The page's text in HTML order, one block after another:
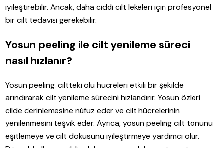
iyileştirebilir. Ancak, daha ciddi cilt lekeleri için profesyonel
bir cilt tedavisi gerekebilir.
Yosun peeling ile cilt yenileme süreci
nasıl hızlanır?
Yosun peeling, ciltteki ölü hücreleri etkili bir şekilde
arındırarak cilt yenileme sürecini hızlandırır. Yosun özleri
cilde derinlemesine nüfuz eder ve cilt hücrelerinin
yenilenmesini teşvik eder. Ayrıca, yosun peeling cilt tonunu
eşitlemeye ve cilt dokusunu iyileştirmeye yardımcı olur.